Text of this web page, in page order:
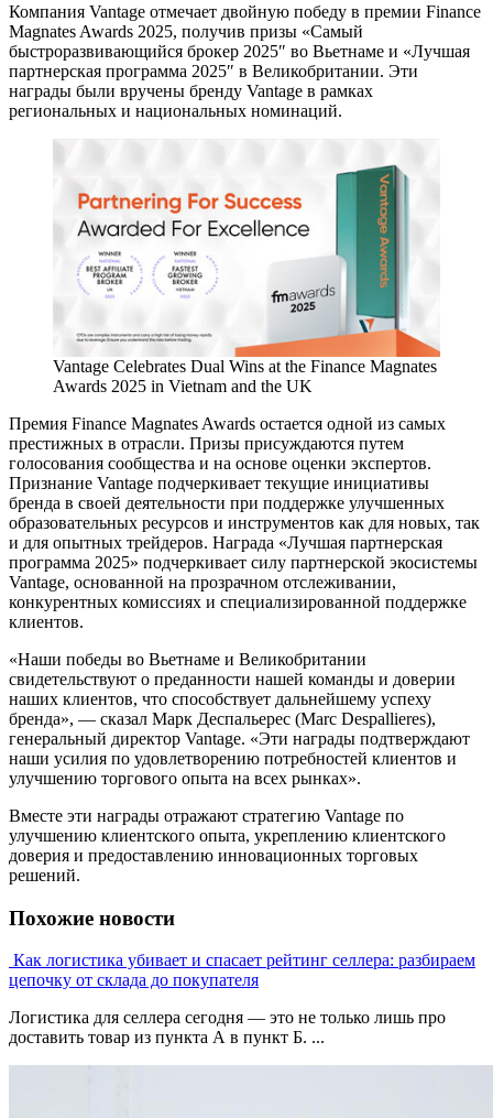
Компания Vantage отмечает двойную победу в премии Finance
Magnates Awards 2025, получив призы «Самый
быстроразвивающийся брокер 2025″ во Вьетнаме и «Лучшая
партнерская программа 2025″ в Великобритании. Эти
награды были вручены бренду Vantage в рамках
региональных и национальных номинаций.
Vantage Celebrates Dual Wins at the Finance Magnates
Awards 2025 in Vietnam and the UK
Премия Finance Magnates Awards остается одной из самых
престижных в отрасли. Призы присуждаются путем
голосования сообщества и на основе оценки экспертов.
Признание Vantage подчеркивает текущие инициативы
бренда в своей деятельности при поддержке улучшенных
образовательных ресурсов и инструментов как для новых, так
и для опытных трейдеров. Награда «Лучшая партнерская
программа 2025» подчеркивает силу партнерской экосистемы
Vantage, основанной на прозрачном отслеживании,
конкурентных комиссиях и специализированной поддержке
клиентов.
«Наши победы во Вьетнаме и Великобритании
свидетельствуют о преданности нашей команды и доверии
наших клиентов, что способствует дальнейшему успеху
бренда», — сказал Марк Деспальерес (Marc Despallieres),
генеральный директор Vantage. «Эти награды подтверждают
наши усилия по удовлетворению потребностей клиентов и
улучшению торгового опыта на всех рынках».
Вместе эти награды отражают стратегию Vantage по
улучшению клиентского опыта, укреплению клиентского
доверия и предоставлению инновационных торговых
решений.
Похожие новости
Как логистика убивает и спасает рейтинг селлера: разбираем
цепочку от склада до покупателя
Логистика для селлера сегодня — это не только лишь про
доставить товар из пункта А в пункт Б. ...